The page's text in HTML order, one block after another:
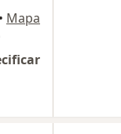
• Mapa